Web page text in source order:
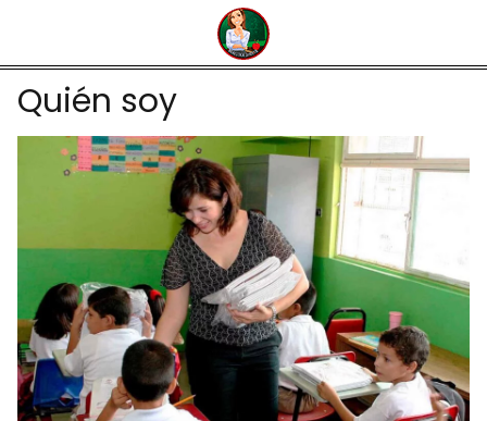
Quién soy